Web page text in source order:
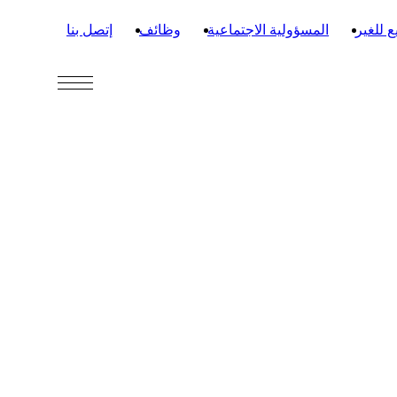
للغير
المسؤولية الاجتماعية وظائف إتصل بنا